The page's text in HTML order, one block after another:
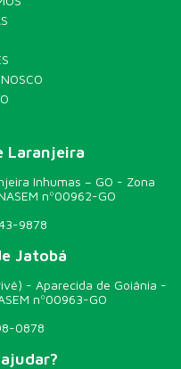
Laranjeira
Inhumas – GO - Zona
nº00962-GO
9878
Jatobá
- Aparecida de Goiânia -
nº00963-GO
0878